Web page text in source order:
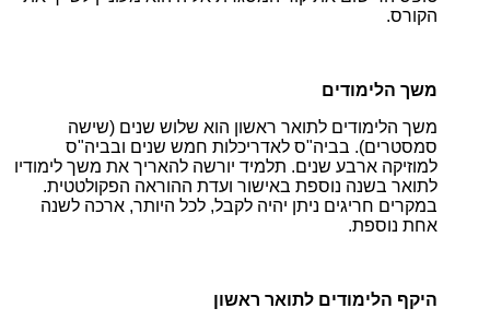
הקורס.
משך הלימודים
משך הלימודים לתואר ראשון הוא שלוש שנים (שישה
סמסטרים). בביה"ס לאדריכלות חמש שנים ובביה"ס
למוזיקה ארבע שנים. תלמיד יורשה להאריך את משך לימודיו
לתואר בשנה נוספת באישור ועדת ההוראה הפקולטטית.
במקרים חריגים ניתן יהיה לקבל, לכל היותר, ארכה לשנה
אחת נוספת.
היקף הלימודים לתואר ראשון